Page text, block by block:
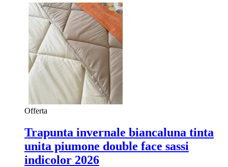
Offerta
Trapunta invernale biancaluna tinta
unita piumone double face sassi
indicolor 2026